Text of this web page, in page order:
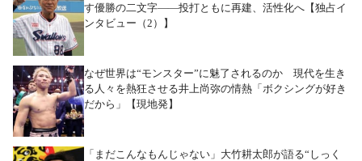
す優勝の二文字――投打ともに再建、活性化へ【独占イ
ンタビュー（2）】
なぜ世界は“モンスター”に魅了されるのか 現代を生き
る人々を熱狂させる井上尚弥の情熱「ボクシングが好き
だから」【現地発】
「まだこんなもんじゃない」大竹耕太郎が語る“しっく